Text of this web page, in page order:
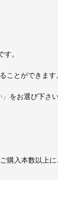
。
ことができます
をお選び下さい
入本数以上に